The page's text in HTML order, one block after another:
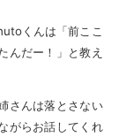
くんは「前ここ
んだー！」と教え
さんは落とさない
がらお話してくれ